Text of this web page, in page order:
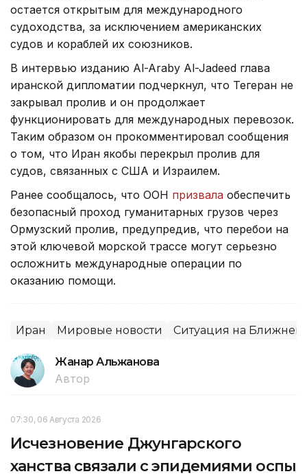
остается открытым для международного
судоходства, за исключением американских
судов и кораблей их союзников.
В интервью изданию Al-Araby Al-Jadeed глава
иранской дипломатии подчеркнул, что Тегеран не
закрывал пролив и он продолжает
функционировать для международных перевозок.
Таким образом он прокомментировал сообщения
о том, что Иран якобы перекрыл пролив для
судов, связанных с США и Израилем.
Ранее сообщалось, что ООН призвала обеспечить
безопасный проход гуманитарных грузов через
Ормузский пролив, предупредив, что перебои на
этой ключевой морской трассе могут серьезно
осложнить международные операции по
оказанию помощи.
Иран Мировые новости Ситуация на Ближнем
Жанар Альжанова
Автор
07:30, 06 Августа 2026
Исчезновение Джунгарского
ханства связали с эпидемиями оспы